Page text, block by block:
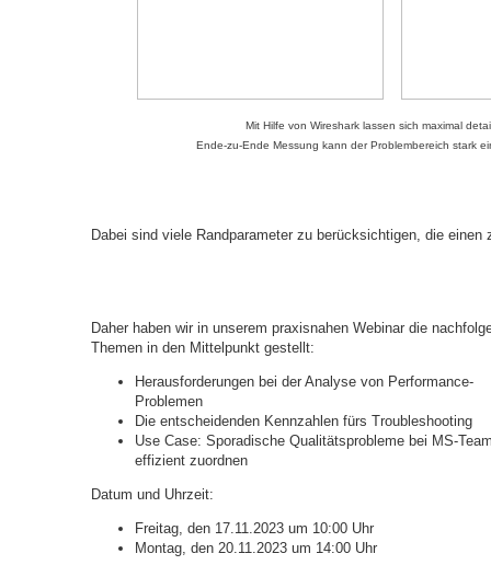
Mit Hilfe von Wireshark lassen sich maximal
Ende-zu-Ende Messung kann der Problembereich stark
Dabei sind viele Randparameter zu berücksichtigen, die
Daher haben wir in unserem praxisnahen Webinar die
Themen in den Mittelpunkt gestellt:
Herausforderungen bei der Analyse von Performance-
Problemen
Die entscheidenden Kennzahlen fürs Troubleshooting
Use Case: Sporadische Qualitätsprobleme bei MS-
effizient zuordnen
Datum und Uhrzeit:
Freitag, den 17.11.2023 um 10:00 Uhr
Montag, den 20.11.2023 um 14:00 Uhr